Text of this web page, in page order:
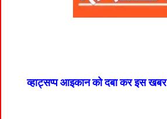
व्हाट्सप्प आइकान को दबा कर इस